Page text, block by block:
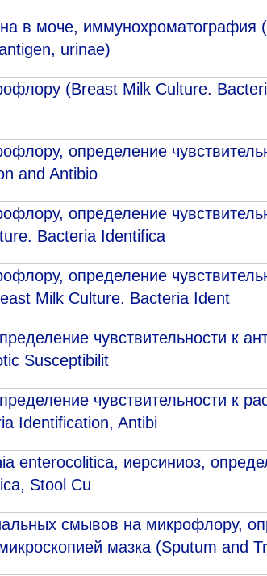
в моче, иммунохроматография
urinae)
(Breast Milk Culture.
определение
and Antibio
определение
Bacteria Identifica
определение
Milk Culture. Bacteria Ident
чувствительности к
Susceptibilit
чувствительности к
Identification, Antibi
enterocolitica, иерсиниоз,
Stool Cu
смывов на микрофлору,
мазка (Sputum and